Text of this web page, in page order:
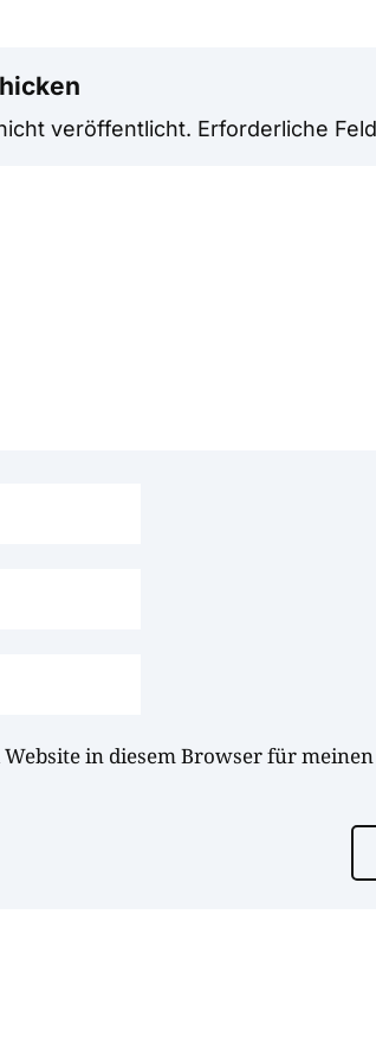
veröffentlicht. Erforderliche
Website in diesem Browser für